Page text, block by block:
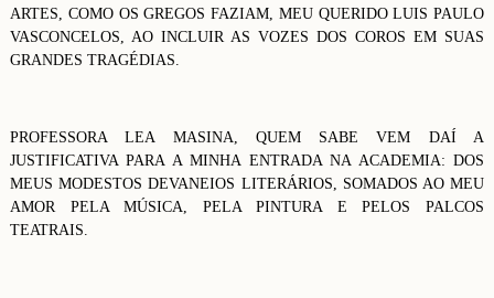
ARTES, COMO OS GREGOS FAZIAM, MEU QUERIDO LUIS PAULO
VASCONCELOS, AO INCLUIR AS VOZES DOS COROS EM SUAS
GRANDES TRAGÉDIAS.
PROFESSORA LEA MASINA, QUEM SABE VEM DAÍ A
JUSTIFICATIVA PARA A MINHA ENTRADA NA ACADEMIA: DOS
MEUS MODESTOS DEVANEIOS LITERÁRIOS, SOMADOS AO MEU
AMOR PELA MÚSICA, PELA PINTURA E PELOS PALCOS
TEATRAIS.